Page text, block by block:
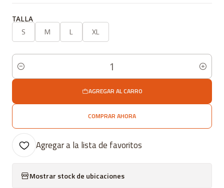
TALLA
S M L XL
Cantidad
AGREGAR AL CARRO
COMPRAR AHORA
Agregar a la lista de favoritos
Mostrar stock de ubicaciones